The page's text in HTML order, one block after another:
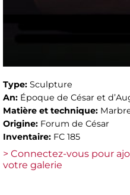
Type: Sculpture
An: Époque de César et
Matière et technique:
Origine: Forum de César
Inventaire: FC 185
> Connectez-vous pour
votre galerie